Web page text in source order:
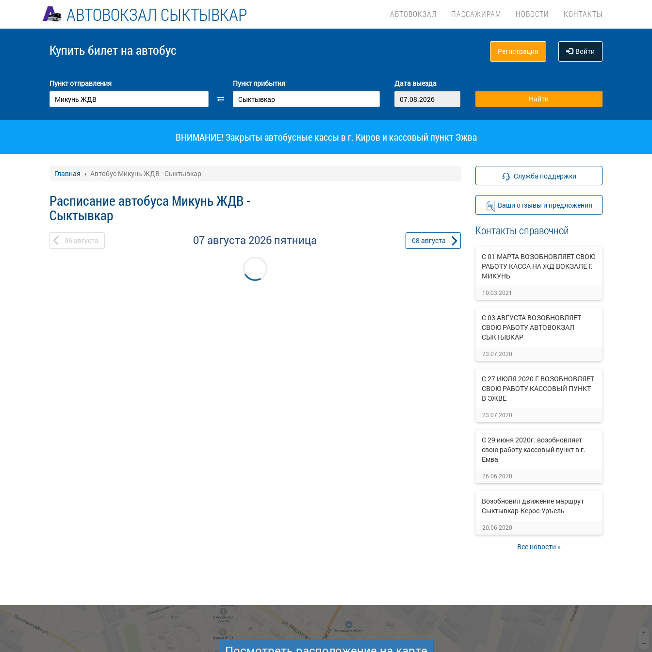
АВТОВОКЗАЛ СЫКТЫВКАР АВТОВОКЗАЛ ПАССАЖИРАМ НОВОСТИ КОНТАКТЫ
Купить билет на автобус Регистрация Войти
Пункт отправления Пункт прибытия Дата выезда
ВНИМАНИЕ! Закрыты автобусные кассы в г. Киров и кассовый пункт Эжва
Главная Автобус Микунь ЖДВ - Сыктывкар
Расписание автобуса Микунь ЖДВ -
Сыктывкар
06 августа 07 августа 2026 пятница 08 августа
Служба поддержки
Ваши отзывы и предложения
Контакты справочной
С 01 МАРТА ВОЗОБНОВЛЯЕТ СВОЮ
РАБОТУ КАССА НА ЖД ВОКЗАЛЕ Г.
МИКУНЬ
10.03.2021
С 03 АВГУСТА ВОЗОБНОВЛЯЕТ
СВОЮ РАБОТУ АВТОВОКЗАЛ
СЫКТЫВКАР
23.07.2020
С 27 ИЮЛЯ 2020 Г ВОЗОБНОВЛЯЕТ
СВОЮ РАБОТУ КАССОВЫЙ ПУНКТ
В ЭЖВЕ
23.07.2020
С 29 июня 2020г. возобновляет
свою работу кассовый пункт в г.
Емва
26.06.2020
Возобновил движение маршрут
Сыктывкар-Керос-Уръель
20.06.2020
Все новости »